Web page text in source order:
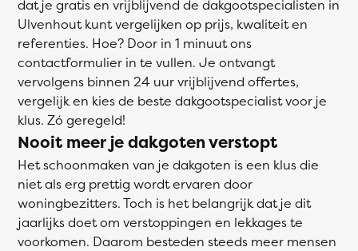
dat je gratis en vrijblijvend de dakgootspecialisten in
Ulvenhout kunt vergelijken op prijs, kwaliteit en
referenties. Hoe? Door in 1 minuut ons
contactformulier in te vullen. Je ontvangt
vervolgens binnen 24 uur vrijblijvend offertes,
vergelijk en kies de beste dakgootspecialist voor je
klus. Zó geregeld!
Nooit meer je dakgoten verstopt
Het schoonmaken van je dakgoten is een klus die
niet als erg prettig wordt ervaren door
woningbezitters. Toch is het belangrijk dat je dit
jaarlijks doet om verstoppingen en lekkages te
voorkomen. Daarom besteden steeds meer mensen